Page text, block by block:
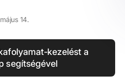
14.
kezelést a
segítségével